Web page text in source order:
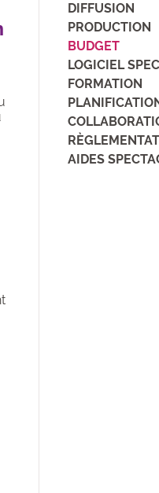
DIFFUSION
PRODUCTION
BUDGET
LOGICIEL
FORMATION
AIDES